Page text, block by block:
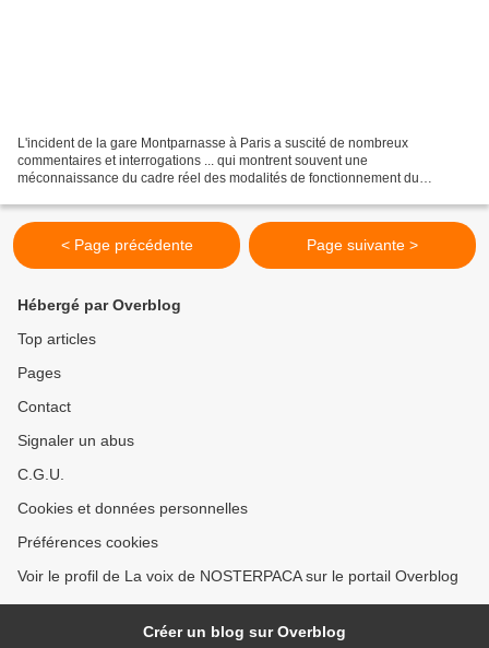
L'incident de la gare Montparnasse à Paris a suscité de nombreux
commentaires et interrogations ... qui montrent souvent une
méconnaissance du cadre réel des modalités de fonctionnement du
< Page précédente Page suivante >
Hébergé par Overblog
Top articles
Pages
Contact
Signaler un abus
C.G.U.
Cookies et données personnelles
Préférences cookies
Voir le profil de La voix de NOSTERPACA sur le portail Overblog
Créer un blog sur Overblog